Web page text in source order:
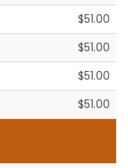
$51.00
$51.00
$51.00
$51.00